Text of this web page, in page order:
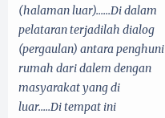
(halaman luar)......Di dalam
pelataran terjadilah dialog
(pergaulan) antara penghuni
rumah dari dalem dengan
masyarakat yang di
luar.....Di tempat ini